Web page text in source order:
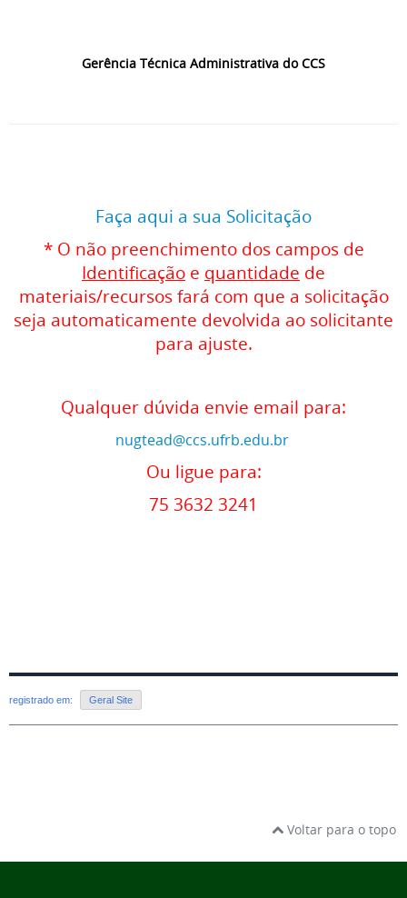
Gerência Técnica Administrativa do CCS
Faça aqui a sua Solicitação
* O não preenchimento dos campos de
Identificação e quantidade de
materiais/recursos fará com que a solicitação
seja automaticamente devolvida ao solicitante
para ajuste.
Qualquer dúvida envie email para:
nugtead@ccs.ufrb.edu.br
Ou ligue para:
75 3632 3241
registrado em: Geral Site
Voltar para o topo